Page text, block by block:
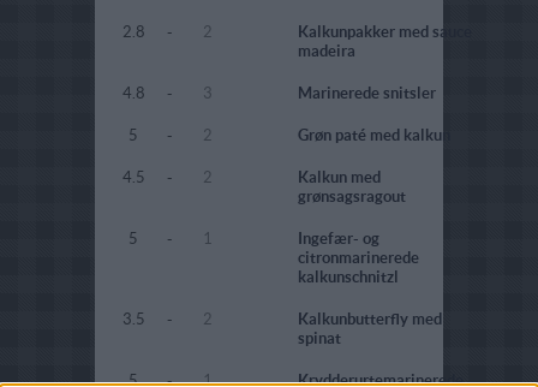
2.8 - 2
Kalkunpakker med sauce
madeira
4.8 - 3 Marinerede snitsler
5 - 2 Grøn paté med kalkun
4.5 - 2
Kalkun med
grønsagsragout
5 - 1
Ingefær- og
citronmarinerede
kalkunschnitzl
3.5 - 2
Kalkunbutterfly med
spinat
5 - 1 Krydderurtemarinerede